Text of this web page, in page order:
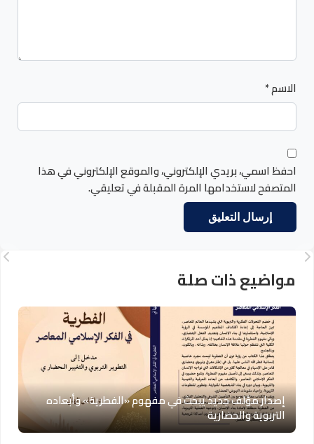
الاسم*
احفظ اسمي، بريدي الإلكتروني، والموقع الإلكتروني في هذا
المتصفح لاستخدامها المرة المقبلة في تعليقي.
مواضيع ذات صلة
إصدار مؤلف جديد يبحث في مفهوم «الفطرية» وأبعاده
التربوية والحضارية